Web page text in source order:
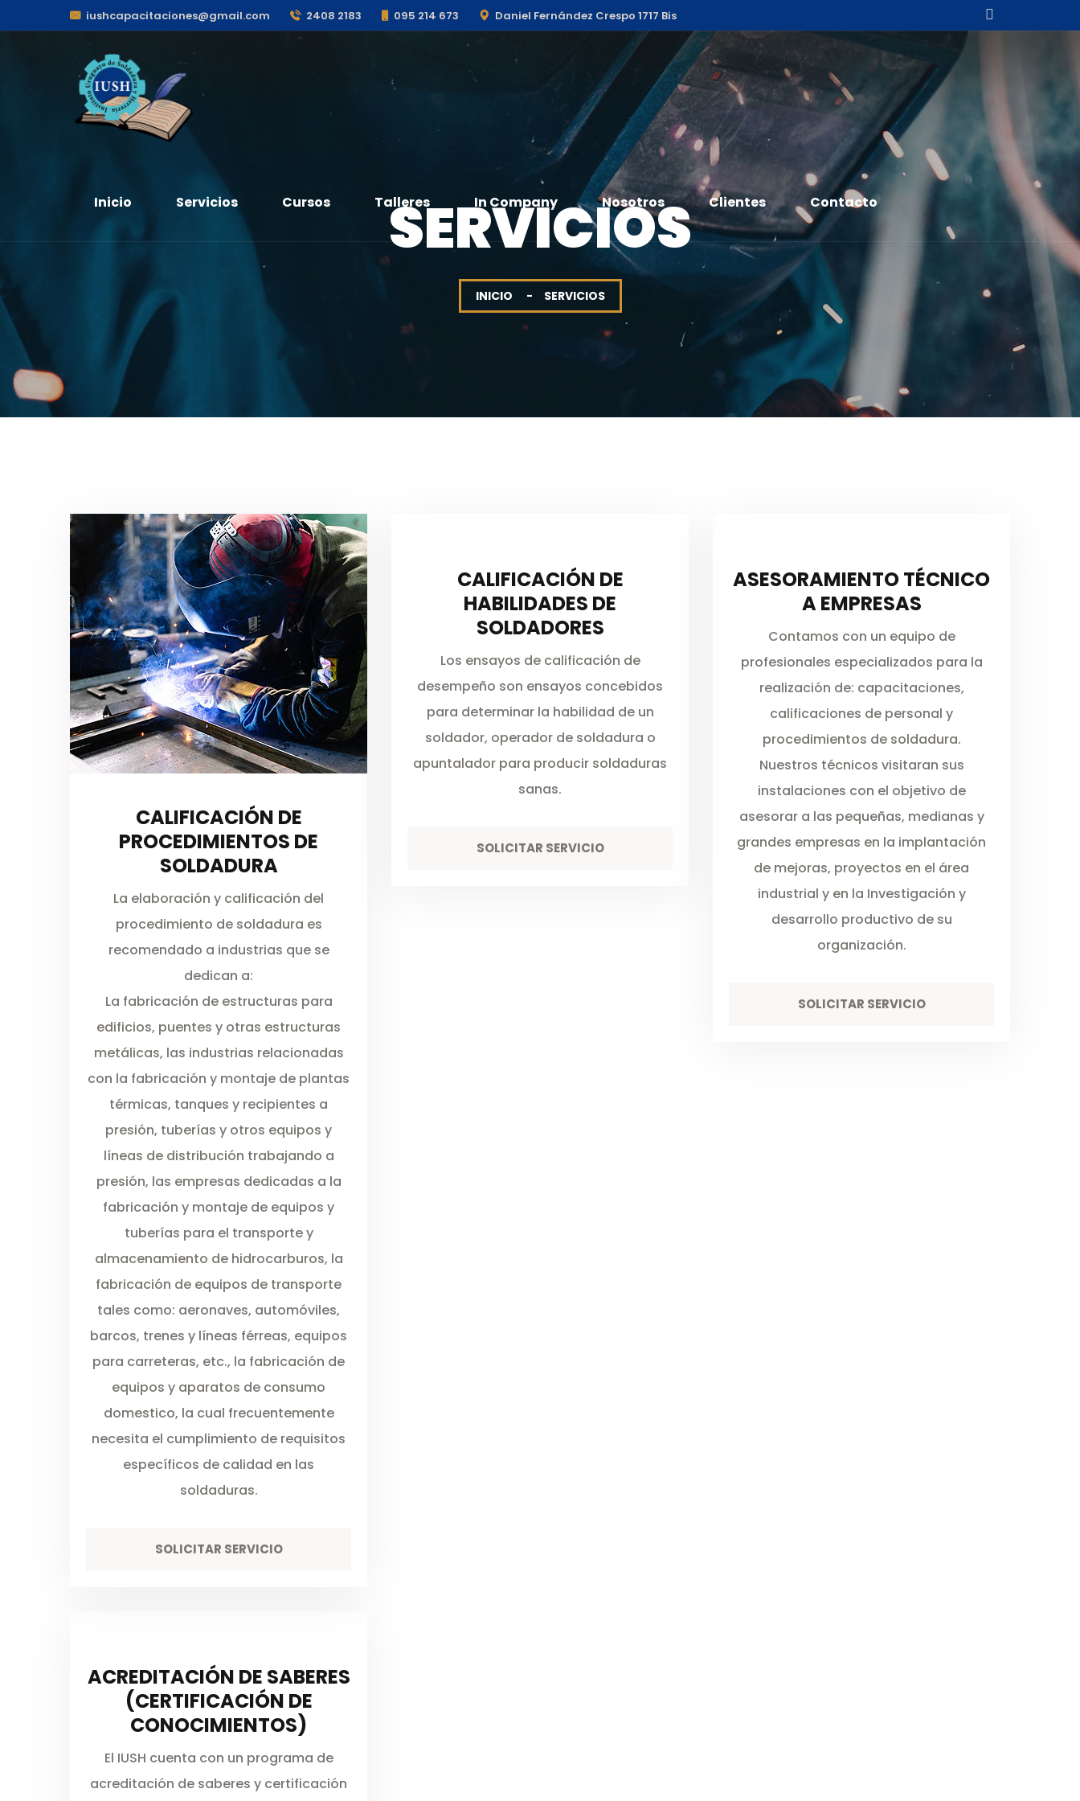
iushcapacitaciones@gmail.com 2408 2183 095 214 673 Daniel Fernández Crespo 1717 Bis
Inicio Servicios Cursos Talleres In Company Nosotros Clientes Contacto
SERVICIOS
INICIO SERVICIOS
CALIFICACIÓN DE
PROCEDIMIENTOS DE
SOLDADURA
La elaboración y calificación del
procedimiento de soldadura es
recomendado a industrias que se
dedican a:
La fabricación de estructuras para
edificios, puentes y otras estructuras
metálicas, las industrias relacionadas
con la fabricación y montaje de plantas
térmicas, tanques y recipientes a
presión, tuberías y otros equipos y
líneas de distribución trabajando a
presión, las empresas dedicadas a la
fabricación y montaje de equipos y
tuberías para el transporte y
almacenamiento de hidrocarburos, la
fabricación de equipos de transporte
tales como: aeronaves, automóviles,
barcos, trenes y líneas férreas, equipos
para carreteras, etc., la fabricación de
equipos y aparatos de consumo
domestico, la cual frecuentemente
necesita el cumplimiento de requisitos
específicos de calidad en las
soldaduras.
SOLICITAR SERVICIO
CALIFICACIÓN DE
HABILIDADES DE
SOLDADORES
Los ensayos de calificación de
desempeño son ensayos concebidos
para determinar la habilidad de un
soldador, operador de soldadura o
apuntalador para producir soldaduras
sanas.
SOLICITAR SERVICIO
ASESORAMIENTO TÉCNICO
A EMPRESAS
Contamos con un equipo de
profesionales especializados para la
realización de: capacitaciones,
calificaciones de personal y
procedimientos de soldadura.
Nuestros técnicos visitaran sus
instalaciones con el objetivo de
asesorar a las pequeñas, medianas y
grandes empresas en la implantación
de mejoras, proyectos en el área
industrial y en la Investigación y
desarrollo productivo de su
organización.
SOLICITAR SERVICIO
ACREDITACIÓN DE SABERES
(CERTIFICACIÓN DE
CONOCIMIENTOS)
El IUSH cuenta con un programa de
acreditación de saberes y certificación